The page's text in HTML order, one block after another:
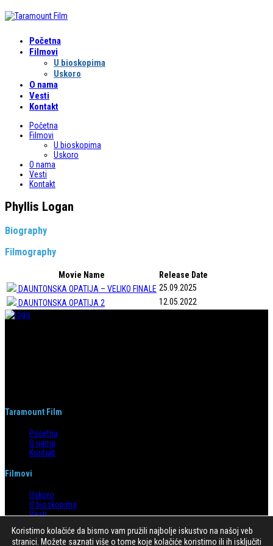
Početna
Filmovi
U bioskopima
Uskoro
O nama
Vesti
Kontakt
Početna
Filmovi
U bioskopima
Uskoro
O nama
Vesti
Kontakt
Phyllis Logan
Biography
Filmography
Movie Name
Release Date
DAUNTONSKA OPATIJA – VELIKO FINALE 25.09.2025
DAUNTONSKA OPATIJA 2
12.05.2022
Taramount Film
Početna
O nama
Kontakt
Filmovi
Uskoro
U bioskopima
Vesti
Koristimo kolačiće da bismo vam pružili najbolje iskustvo na našoj veb
stranici. Možete saznati više o tome koje kolačiće koristimo ili ih isključiti